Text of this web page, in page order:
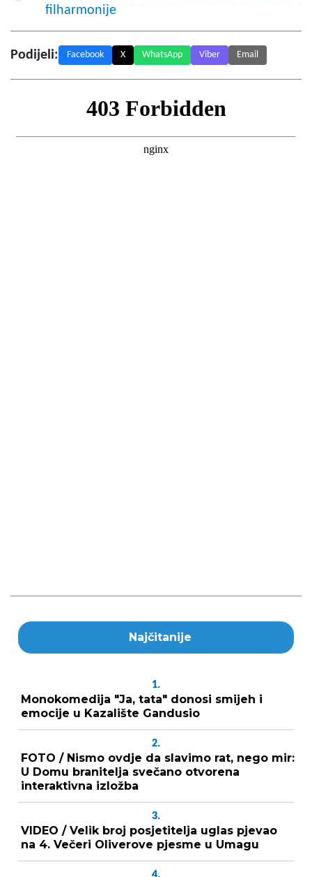
filharmonije
Podijeli: Facebook X WhatsApp Viber Email
Najčitanije
1.
Monokomedija "Ja, tata" donosi smijeh i
emocije u Kazalište Gandusio
2.
FOTO / Nismo ovdje da slavimo rat, nego mir:
U Domu branitelja svečano otvorena
interaktivna izložba
3.
VIDEO / Velik broj posjetitelja uglas pjevao
na 4. Večeri Oliverove pjesme u Umagu